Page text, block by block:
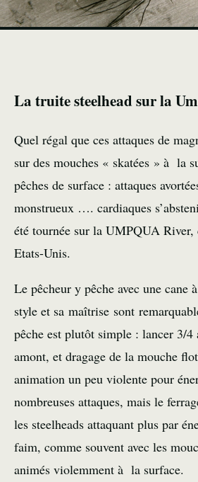
La truite steelhead sur la
Quel régal que ces attaques de
sur des mouches « skatées » à la
pêches de surface : attaques
monstrueux …. cardiaques
été tournée sur la UMPQUA River,
Etats-Unis.
Le pêcheur y pêche avec une cane
style et sa maîtrise sont
pêche est plutôt simple : lancer 3/4
amont, et dragage de la mouche
animation un peu violente pour
nombreuses attaques, mais le
les steelheads attaquant plus par
faim, comme souvent avec les
animés violemment à la surface.